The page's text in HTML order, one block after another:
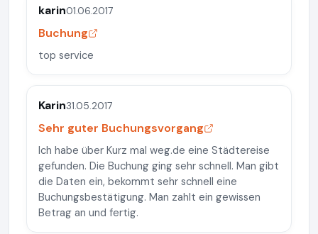
karin01.06.2017
Buchung
top service
Karin31.05.2017
Sehr guter Buchungsvorgang
Ich habe über Kurz mal weg.de eine Städtereise
gefunden. Die Buchung ging sehr schnell. Man gibt
die Daten ein, bekommt sehr schnell eine
Buchungsbestätigung. Man zahlt ein gewissen
Betrag an und fertig.